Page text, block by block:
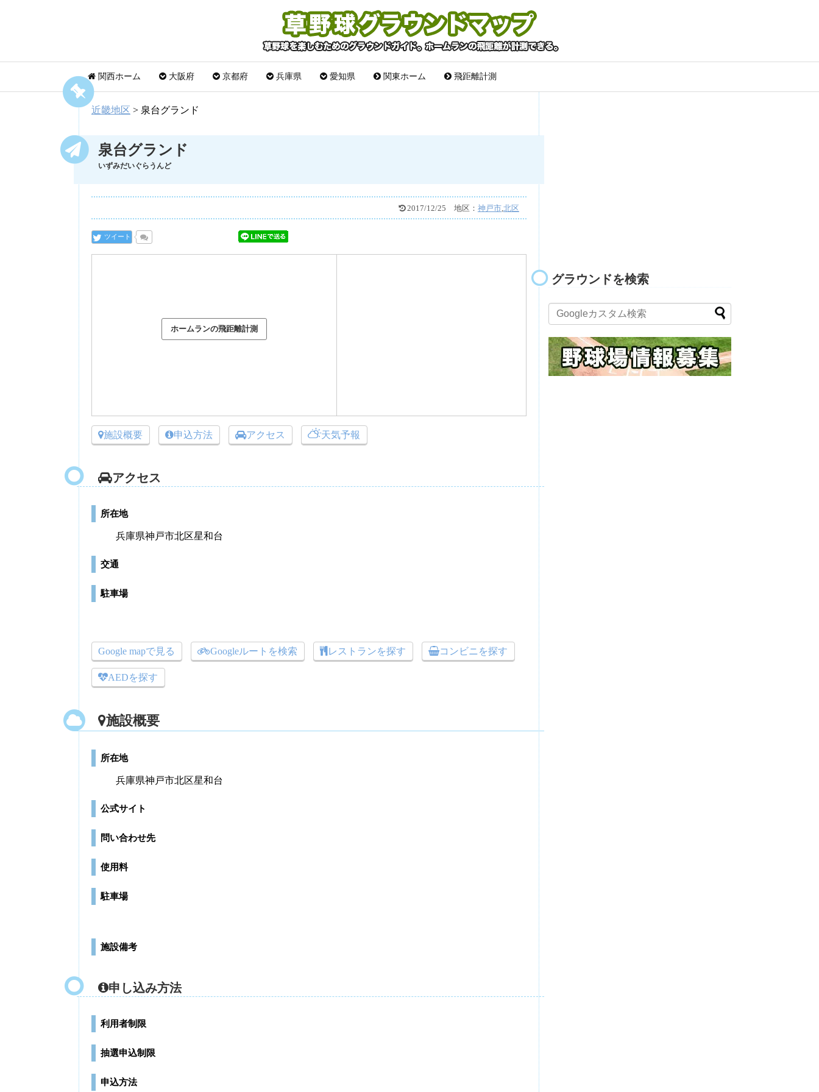
関西ホーム 大阪府 京都府 兵庫県 愛知県 関東ホーム 飛距離計測
近畿地区 > 泉台グランド
泉台グランド
いずみだいぐらうんど
2017/12/25 地区： 神戸市,北区
ツイート
施設概要 申込方法 アクセス 天気予報
アクセス
所在地
兵庫県神戸市北区星和台
交通
駐車場
Google mapで見る Googleルートを検索 レストランを探す コンビニを探す
AEDを探す
施設概要
所在地
兵庫県神戸市北区星和台
公式サイト
問い合わせ先
使用料
駐車場
施設備考
申し込み方法
利用者制限
抽選申込制限
申込方法
グラウンドを検索